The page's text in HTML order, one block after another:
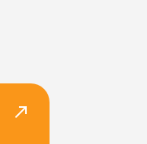
north_east